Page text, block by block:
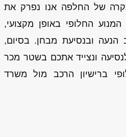
של החלפה אנו נפרק את
החלופי באופן מקצועי,
הנעה ובנסיעת מבחן. בסיום,
ונצייד אתכם בשטר מכר
ברישיון הרכב מול משרד